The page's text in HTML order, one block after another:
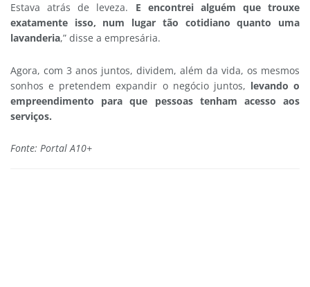
Estava atrás de leveza. E encontrei alguém que trouxe
exatamente isso, num lugar tão cotidiano quanto uma
lavanderia,” disse a empresária.
Agora, com 3 anos juntos, dividem, além da vida, os mesmos
sonhos e pretendem expandir o negócio juntos, levando o
empreendimento para que pessoas tenham acesso aos
serviços.
Fonte: Portal A10+